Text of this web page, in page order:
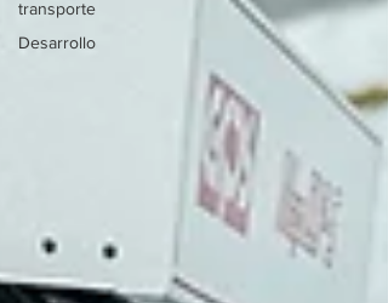
transporte
Desarrollo